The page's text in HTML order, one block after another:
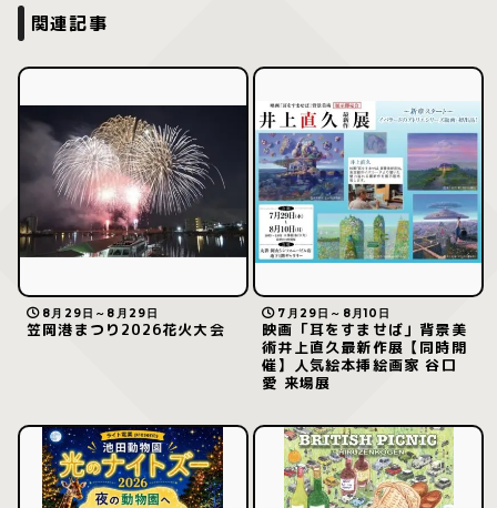
関連記事
8月29日～8月29日
笠岡港まつり2026花火大会
7月29日～8月10日
映画「耳をすませば」背景美
術井上直久最新作展【同時開
催】人気絵本挿絵画家 谷口
愛 来場展